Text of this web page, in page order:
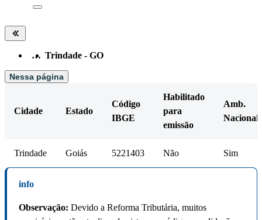
… Trindade - GO
Nessa página
Cidade Estado
Código
IBGE
Habilitado
para
emissão
Amb.
Nacional
Trindade Goiás 5221403 Não Sim
info
Observação: Devido a Reforma Tributária, muitos